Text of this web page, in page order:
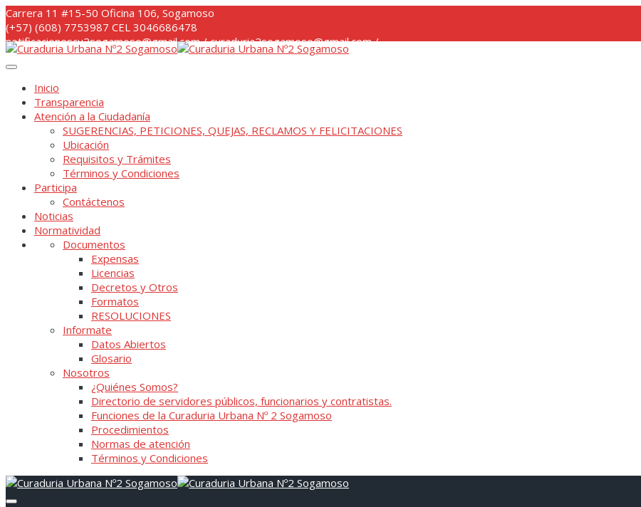
Skip
to
content
Carrera 11 #15-50 Oficina 106, Sogamoso
(+57) (608) 7753987 CEL 3046686478
notificacionescu2sogamoso@gmail.com / curaduria2sogamoso@gmail.com /
Inicio
Transparencia
Atención a la Ciudadanía
SUGERENCIAS, PETICIONES, QUEJAS, RECLAMOS Y FELICITACIONES
Ubicación
Requisitos y Trámites
Términos y Condiciones
Participa
Contáctenos
Noticias
Normatividad
Documentos
Expensas
Licencias
Decretos y Otros
Formatos
RESOLUCIONES
Informate
Datos Abiertos
Glosario
Nosotros
¿Quiénes Somos?
Directorio de servidores públicos, funcionarios y contratistas.
Funciones de la Curaduria Urbana Nº 2 Sogamoso
Procedimientos
Normas de atención
Términos y Condiciones